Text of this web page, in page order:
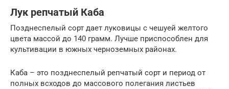
Лук репчатый Каба
Позднеспелый сорт дает луковицы с чешуей желтого
цвета массой до 140 грамм. Лучше приспособлен для
культивации в южных черноземных районах.
Каба – это позднеспелый репчатый сорт и период от
полных всходов до массового полегания листьев